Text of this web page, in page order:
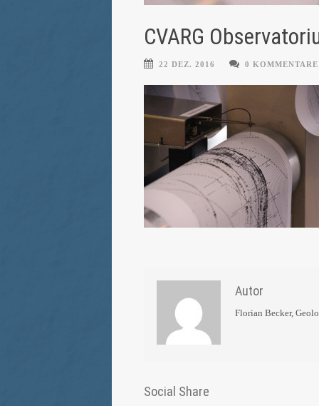
CVARG
22 DEZ. 2016 0 KOMMENTARE
Autor
Florian Becker,
Social Share